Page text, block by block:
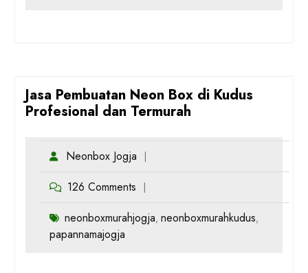
Jasa Pembuatan Neon Box di Kudus
Profesional dan Termurah
Neonbox Jogja
126 Comments
neonboxmurahjogja, neonboxmurahkudus,
papannamajogja